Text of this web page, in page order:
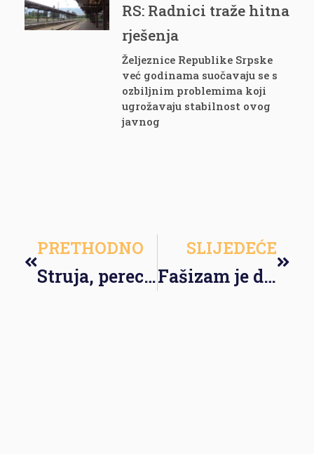
RS: Radnici traže hitna
rješenja
Željeznice Republike Srpske
već godinama suočavaju se s
ozbiljnim problemima koji
ugrožavaju stabilnost ovog
javnog
PRETHODNO
Struja, perec i država koja se pravi da ne vidi
SLIJEDEĆE
Fašizam je dobar ukoliko je naš?